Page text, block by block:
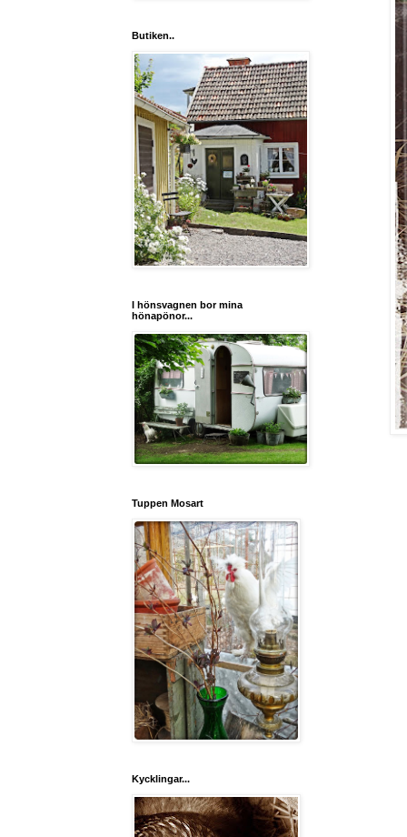
Butiken..
I hönsvagnen bor mina
hönapönor...
Tuppen Mosart
Kycklingar...